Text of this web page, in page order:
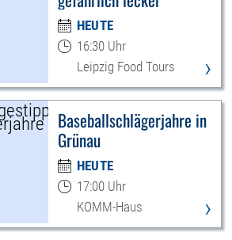
HEUTE
16:30 Uhr
Leipzig Food Tours
›
Baseballschlägerjahre in
Grünau
HEUTE
17:00 Uhr
KOMM-Haus
›